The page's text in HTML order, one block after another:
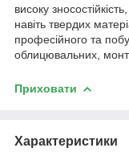
високу
навіть твердих
професійного та
облицювальних,
Приховати
Характеристики